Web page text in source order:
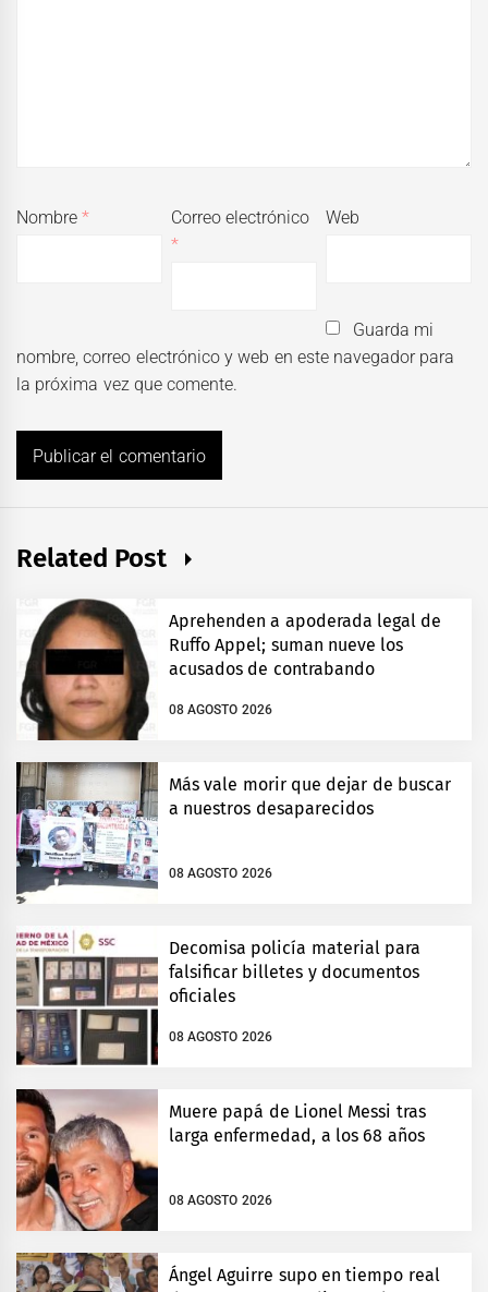
Nombre*
Correo electrónico
*
Web
Guarda mi
nombre, correo electrónico y web en este navegador para
la próxima vez que comente.
Related Post
Aprehenden a apoderada legal de
Ruffo Appel; suman nueve los
acusados de contrabando
08 AGOSTO 2026
Más vale morir que dejar de buscar
a nuestros desaparecidos
08 AGOSTO 2026
Decomisa policía material para
falsificar billetes y documentos
oficiales
08 AGOSTO 2026
Muere papá de Lionel Messi tras
larga enfermedad, a los 68 años
08 AGOSTO 2026
Ángel Aguirre supo en tiempo real